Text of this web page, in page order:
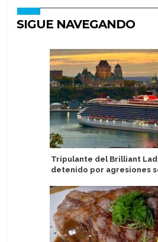
SIGUE NAVEGANDO
Tripulante del Brilliant
detenido por agresiones